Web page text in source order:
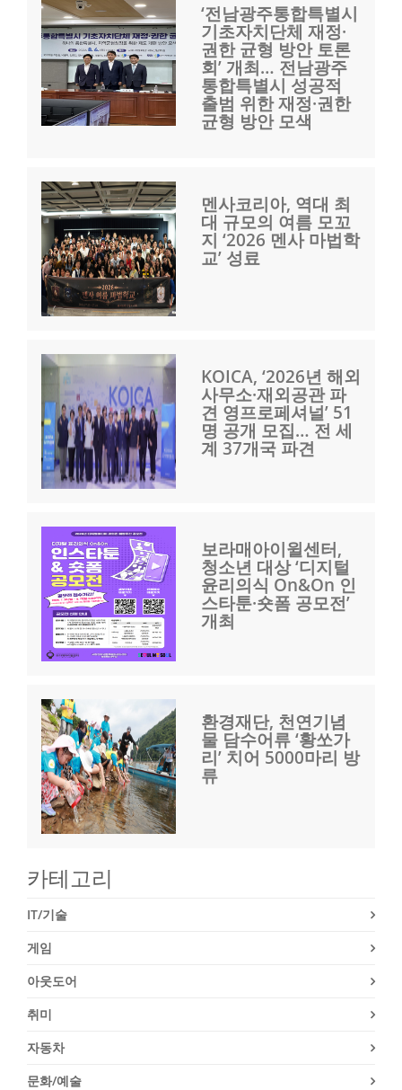
‘전남광주통합특별시
기초자치단체 재정·
권한 균형 방안 토론
회’ 개최… 전남광주
통합특별시 성공적
출범 위한 재정·권한
균형 방안 모색
멘사코리아, 역대 최
대 규모의 여름 모꼬
지 ‘2026 멘사 마법학
교’ 성료
KOICA, ‘2026년 해외
사무소·재외공관 파
견 영프로페셔널’ 51
명 공개 모집… 전 세
계 37개국 파견
보라매아이윌센터,
청소년 대상 ‘디지털
윤리의식 On&On 인
스타툰·숏폼 공모전’
개최
환경재단, 천연기념
물 담수어류 ‘황쏘가
리’ 치어 5000마리 방
류
카테고리
IT/기술
게임
아웃도어
취미
자동차
문화/예술